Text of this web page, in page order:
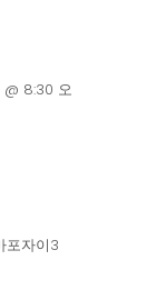
@ 8:30 오
포자이3